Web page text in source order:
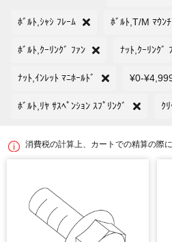
ﾎﾞﾙﾄ,ｼｬｼ ﾌﾚｰﾑ ﾎﾞﾙﾄ,T/M ﾏｳﾝﾁ
ﾎﾞﾙﾄ,ｸｰﾘﾝｸﾞ ﾌｧﾝ ﾅｯﾄ,ｸｰﾘﾝｸﾞ
ﾅｯﾄ,ｲﾝﾚｯﾄ ﾏﾆﾎｰﾙﾄﾞ ¥0-
ﾎﾞﾙﾄ,ﾘﾔ ｻｽﾍﾟﾝｼｮﾝ ｽﾌﾟﾘﾝｸﾞ ｸ
消費税の計算上、カートでの精算の際